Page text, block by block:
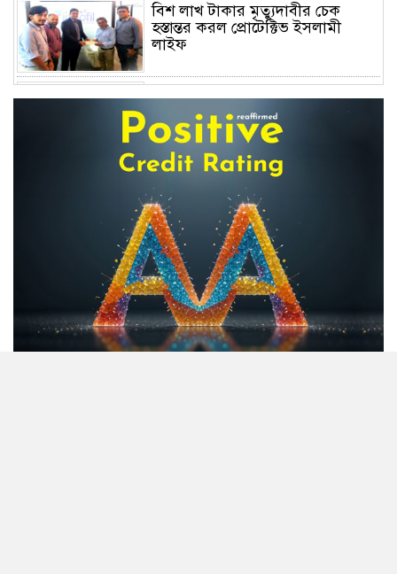
বিশ লাখ টাকার মৃত্যুদাবীর চেক
হস্তান্তর করল প্রোটেক্টিভ ইসলামী
লাইফ
শেয়ার দর, ডিএসইর সতর্কবার্তা